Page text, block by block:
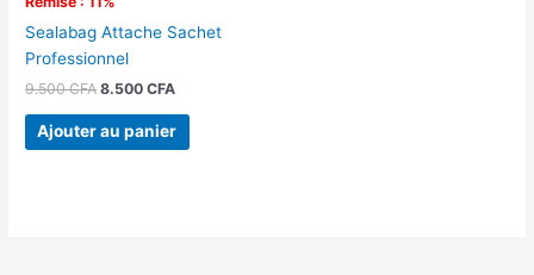
Sealabag Attache Sachet
Professionnel
9.500CFA 8.500CFA
Ajouter au panier